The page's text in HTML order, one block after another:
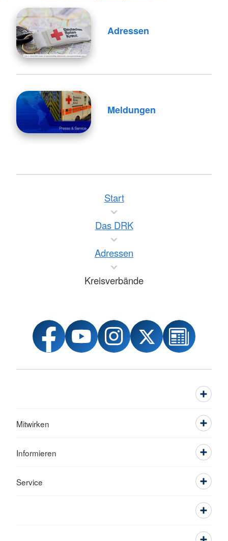
Adressen
Meldungen
Start
Das DRK
Adressen
Kreisverbände
Mitwirken
Informieren
Service